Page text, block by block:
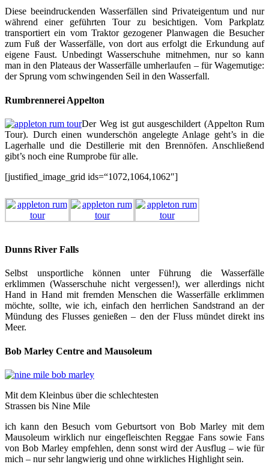
Diese beeindruckenden Wasserfällen sind Privateigentum und nur
während einer geführten Tour zu besichtigen. Vom Parkplatz
transportiert ein vom Traktor gezogener Planwagen die Besucher
zum Fuß der Wasserfälle, von dort aus erfolgt die Erkundung auf
eigene Faust. Unbedingt Wasserschuhe mitnehmen, nur so kann
man in den Plateaus der Wasserfälle umherlaufen – für Wagemutige:
der Sprung vom schwingenden Seil in den Wasserfall.
Rumbrennerei Appelton
Der Weg ist gut ausgeschildert (Appelton Rum
Tour). Durch einen wunderschön angelegte Anlage geht’s in die
Lagerhalle und die Destillerie mit den Brennöfen. Anschließend
gibt’s noch eine Rumprobe für alle.
[justified_image_grid ids=“1072,1064,1062″]
Dunns River Falls
Selbst unsportliche können unter Führung die Wasserfälle
erklimmen (Wasserschuhe nicht vergessen!), wer allerdings nicht
Hand in Hand mit fremden Menschen die Wasserfälle erklimmen
möchte, sollte, wie ich, einfach den herrlichen Sandstrand an der
Mündung des Flusses genießen – den der Fluss mündet direkt ins
Meer.
Bob Marley Centre and Mausoleum
Mit dem Kleinbus über die schlechtesten
Strassen bis Nine Mile
ich kann den Besuch vom Geburtsort von Bob Marley mit dem
Mausoleum wirklich nur eingefleischten Reggae Fans sowie Fans
von Bob Marley empfehlen, denn sonst wird der Ausflug – wie für
mich – nur sehr langwierig und ohne wirkliches Highlight sein.